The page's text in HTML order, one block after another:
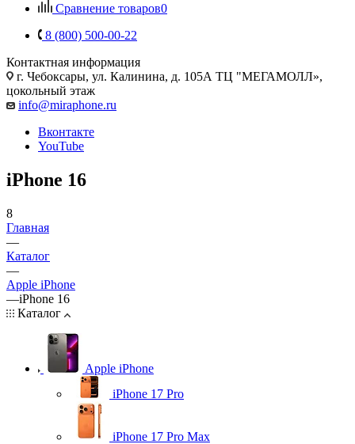
Сравнение товаров0
8 (800) 500-00-22
Контактная информация
г. Чебоксары, ул. Калинина, д. 105А ТЦ "МЕГАМОЛЛ»,
цокольный этаж
info@miraphone.ru
Вконтакте
YouTube
iPhone 16
8
Главная
—
Каталог
—
Apple iPhone
—iPhone 16
Каталог
Apple iPhone
iPhone 17 Pro
iPhone 17 Pro Max